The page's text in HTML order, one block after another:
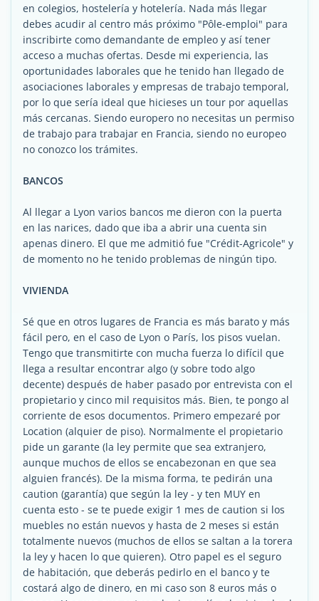
en colegios, hostelería y hotelería. Nada más llegar
debes acudir al centro más próximo "Pôle-emploi" para
inscribirte como demandante de empleo y así tener
acceso a muchas ofertas. Desde mi experiencia, las
oportunidades laborales que he tenido han llegado de
asociaciones laborales y empresas de trabajo temporal,
por lo que sería ideal que hicieses un tour por aquellas
más cercanas. Siendo europero no necesitas un permiso
de trabajo para trabajar en Francia, siendo no europeo
no conozco los trámites.
BANCOS
Al llegar a Lyon varios bancos me dieron con la puerta
en las narices, dado que iba a abrir una cuenta sin
apenas dinero. El que me admitió fue "Crédit-Agricole" y
de momento no he tenido problemas de ningún tipo.
VIVIENDA
Sé que en otros lugares de Francia es más barato y más
fácil pero, en el caso de Lyon o París, los pisos vuelan.
Tengo que transmitirte con mucha fuerza lo difícil que
llega a resultar encontrar algo (y sobre todo algo
decente) después de haber pasado por entrevista con el
propietario y cinco mil requisitos más. Bien, te pongo al
corriente de esos documentos. Primero empezaré por
Location (alquier de piso). Normalmente el propietario
pide un garante (la ley permite que sea extranjero,
aunque muchos de ellos se encabezonan en que sea
alguien francés). De la misma forma, te pedirán una
caution (garantía) que según la ley - y ten MUY en
cuenta esto - se te puede exigir 1 mes de caution si los
muebles no están nuevos y hasta de 2 meses si están
totalmente nuevos (muchos de ellos se saltan a la torera
la ley y hacen lo que quieren). Otro papel es el seguro
de habitación, que deberás pedirlo en el banco y te
costará algo de dinero, en mi caso son 8 euros más o